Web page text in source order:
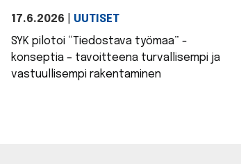
17.6.2026
UUTISET
SYK pilotoi “Tiedostava työmaa” -
konseptia – tavoitteena turvallisempi ja
vastuullisempi rakentaminen